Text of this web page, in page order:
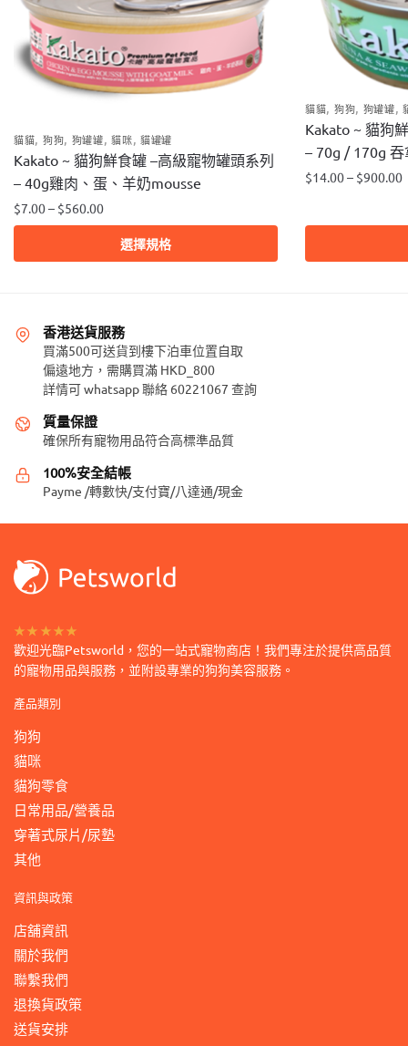
貓貓 狗狗 狗罐罐 ,貓咪 貓罐罐
Kakato ~ 貓狗鮮食罐 –高級寵物罐頭系列
– 40g雞肉、蛋、羊奶mousse
$7.00– $560.00
選擇規格
產
多
種
可
在
品
面
擇
選
貓貓, 狗狗, 狗罐罐,
Kakato ~ 貓狗
– 70g / 170g
$14.00– $900.00
產
香港送貨服務
買滿500可送貨到樓下泊車位置自取
偏遠地方，需購買滿 HKD_800
詳情可 whatsapp 聯絡 60221067 查詢
質量保證
確保所有寵物用品符合高標準品質
100%安全結帳
Payme /轉數快/支付寶/八達通/現金
★★★★★
歡迎光臨Petsworld，您的一站式寵物商店！我們專注於提供高品質
的寵物用品與服務，並附設專業的狗狗美容服務。
產品類別
狗狗
貓咪
貓狗零食
日常用品/營養品
穿著式尿片/尿墊
其他
資訊與政策
店舖資訊
關於我們
聯繫我們
退換貨政策
送貨安排